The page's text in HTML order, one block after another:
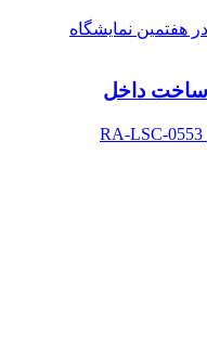
ساخت داخل